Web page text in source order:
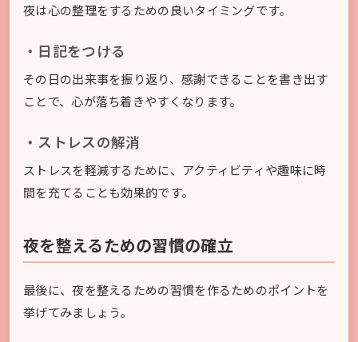
夜は心の整理をするための良いタイミングです。
・日記をつける
その日の出来事を振り返り、感謝できることを書き出す
ことで、心が落ち着きやすくなります。
・ストレスの解消
ストレスを軽減するために、アクティビティや趣味に時
間を充てることも効果的です。
夜を整えるための習慣の確立
最後に、夜を整えるための習慣を作るためのポイントを
挙げてみましょう。